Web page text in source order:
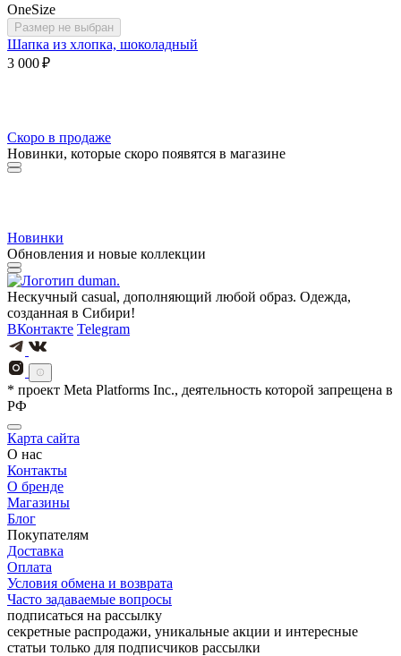
OneSize
Размер не выбран
Шапка из хлопка, шоколадный
3 000 ₽
Скоро в продаже
Новинки, которые скоро появятся в магазине
Новинки
Обновления и новые коллекции
Нескучный casual, дополняющий любой образ. Одежда,
созданная в Сибири!
ВКонтакте Telegram
* проект Meta Platforms Inc., деятельность которой запрещена в
РФ
Карта сайта
О нас
Контакты
О бренде
Магазины
Блог
Покупателям
Доставка
Оплата
Условия обмена и возврата
Часто задаваемые вопросы
подписаться на рассылку
секретные распродажи, уникальные акции и интересные
статьи только для подписчиков рассылки